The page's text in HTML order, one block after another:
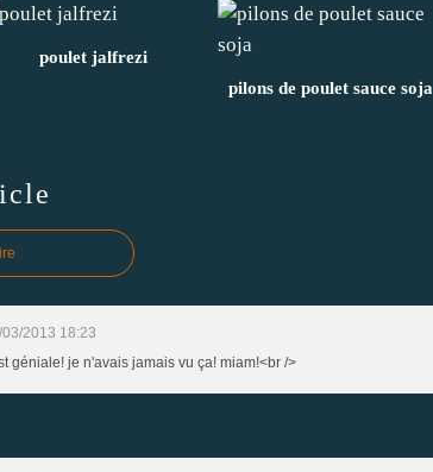
poulet jalfrezi
pilons de poulet sauce soja
2013 18:23
géniale! je n'avais jamais vu ça! miam!<br />